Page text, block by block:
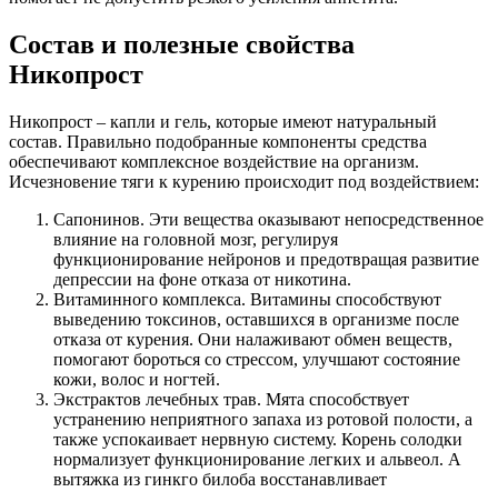
Состав и полезные свойства
Никопрост
Никопрост – капли и гель, которые имеют натуральный
состав. Правильно подобранные компоненты средства
обеспечивают комплексное воздействие на организм.
Исчезновение тяги к курению происходит под воздействием:
Сапонинов. Эти вещества оказывают непосредственное
влияние на головной мозг, регулируя
функционирование нейронов и предотвращая развитие
депрессии на фоне отказа от никотина.
Витаминного комплекса. Витамины способствуют
выведению токсинов, оставшихся в организме после
отказа от курения. Они налаживают обмен веществ,
помогают бороться со стрессом, улучшают состояние
кожи, волос и ногтей.
Экстрактов лечебных трав. Мята способствует
устранению неприятного запаха из ротовой полости, а
также успокаивает нервную систему. Корень солодки
нормализует функционирование легких и альвеол. А
вытяжка из гинкго билоба восстанавливает